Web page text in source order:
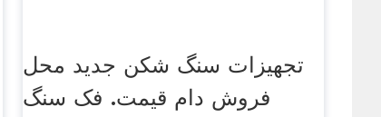
تجهیزات سنگ شکن جدید محل
فروش دام قیمت. فک سنگ